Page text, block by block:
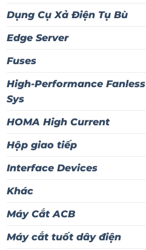
Dụng Cụ Xả Điện Tụ Bù
Edge Server
Fuses
High-Performance Fanless
Sys
HOMA High Current
Hộp giao tiếp
Interface Devices
Khác
Máy Cắt ACB
Máy cắt tuốt dây điện